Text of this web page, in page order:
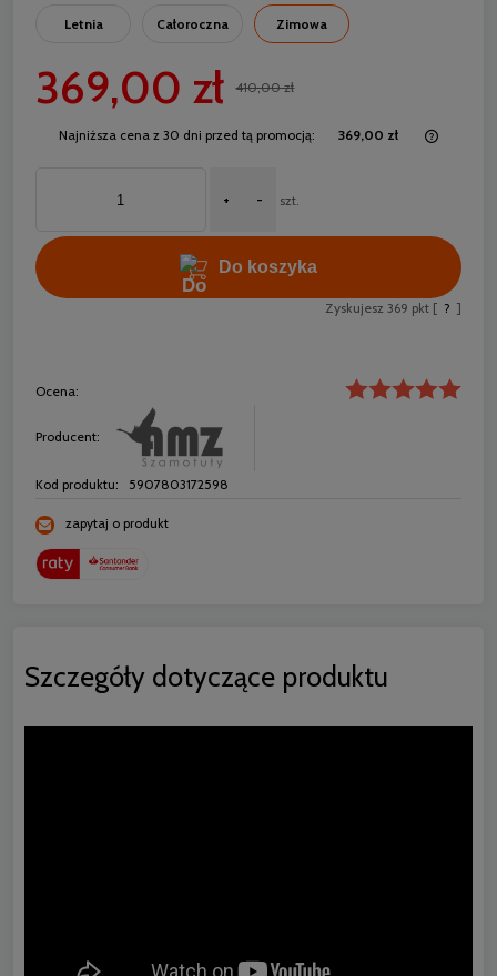
Letnia Całoroczna Zimowa
369,00 zł 410,00 zł
Najniższa cena z 30 dni przed tą promocją: 369,00 zł
+ - szt.
Do koszyka
Zyskujesz 369 pkt [ ? ]
Ocena:
Producent:
Kod produktu: 5907803172598
zapytaj o produkt
Szczegóły dotyczące produktu